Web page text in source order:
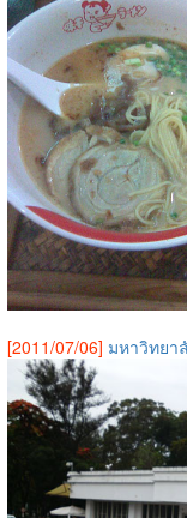
[2011/07/06] มหาวิทยา